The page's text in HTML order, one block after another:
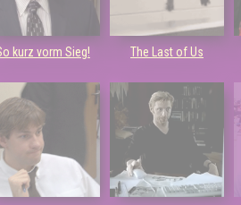
kurz vorm Sieg! The Last of Us